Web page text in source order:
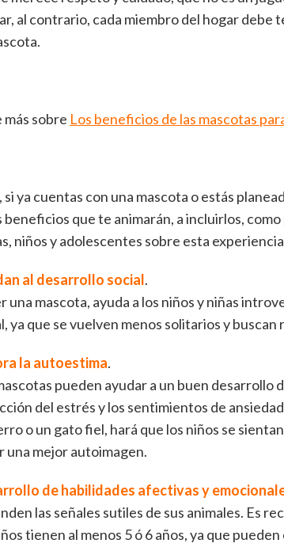
al contrario, cada miembro del hogar debe
más sobre Los beneficios de las mascotas
si ya cuentas con una mascota o estás
beneficios que te animarán, a incluirlos,
niños y adolescentes sobre esta
al desarrollo social.
una mascota, ayuda a los niños y niñas
ya que se vuelven menos solitarios y buscan
la autoestima.
pueden ayudar a un buen desarrollo
del estrés y los sentimientos de
o un gato fiel, hará que los niños se
una mejor autoimagen.
de habilidades afectivas y
las señales sutiles de sus animales. Es
tienen al menos 5 ó 6 años, ya que